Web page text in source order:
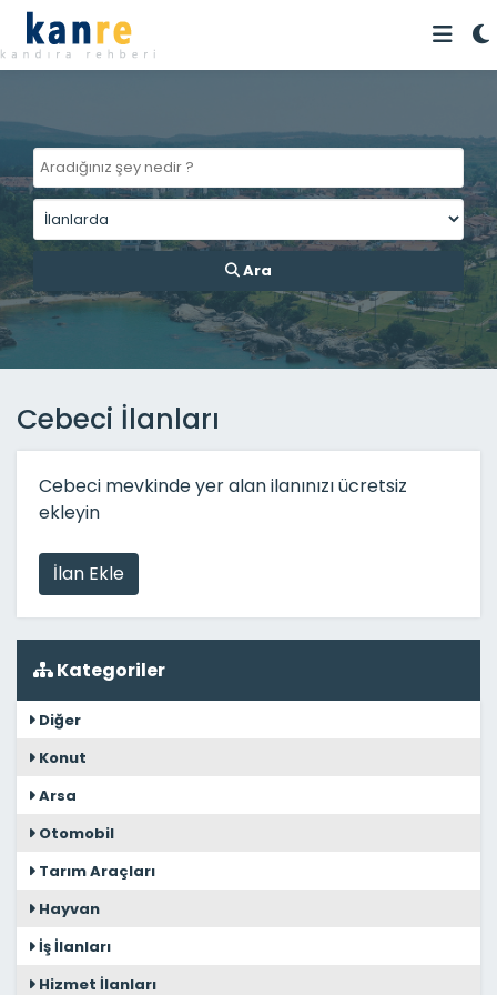
Ara
Kategoriler
Diğer
Konut
Arsa
Otomobil
Tarım Araçları
Hayvan
İş İlanları
Hizmet İlanları
Cebeci İlanları
Cebeci mevkinde yer alan ilanınızı ücretsiz
ekleyin
İlan Ekle